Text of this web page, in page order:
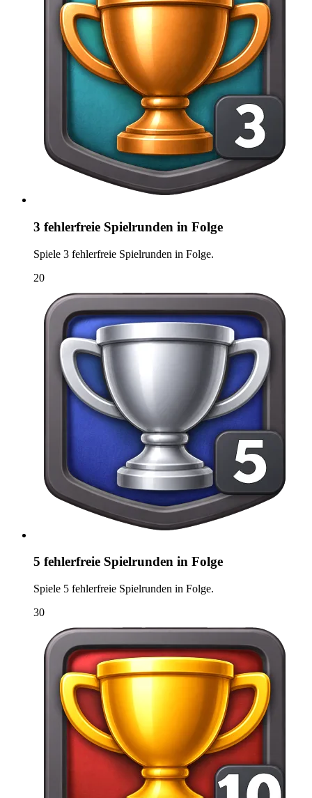
3 fehlerfreie Spielrunden in Folge
Spiele 3 fehlerfreie Spielrunden in Folge.
20
5 fehlerfreie Spielrunden in Folge
Spiele 5 fehlerfreie Spielrunden in Folge.
30